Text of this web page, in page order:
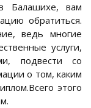
Балашихе, вам
обратиться.
ведь многие
услуги,
подвести со
о том, каким
этого